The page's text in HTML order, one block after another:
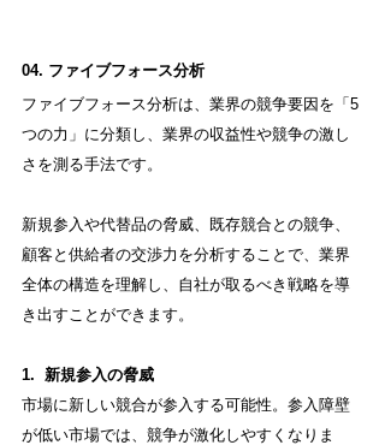
04. ファイブフォース分析
ファイブフォース分析は、業界の競争要因を「5
つの力」に分類し、業界の収益性や競争の激し
さを測る手法です。
新規参入や代替品の脅威、既存競合との競争、
顧客と供給者の交渉力を分析することで、業界
全体の構造を理解し、自社が取るべき戦略を導
き出すことができます。
1.  新規参入の脅威
市場に新しい競合が参入する可能性。参入障壁
が低い市場では、競争が激化しやすくなりま